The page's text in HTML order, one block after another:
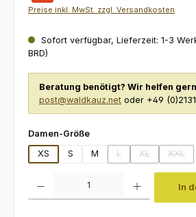
Preise inkl. MwSt. zzgl. Versandkosten
Sofort verfügbar, Lieferzeit: 1-3
BRD)
Beratung benötigt? Wir helfen
post@waldkauz.net oder +49
Damen-Größeauswählen
XS
S M L
(Diese Option ist
XL
(Diese
XXL
In